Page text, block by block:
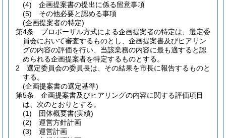
(4)
企画提案書の提出に係る留意事項
(5)
その他必要と認める事項
(企画提案者の特定)
第4条
プロポーザル方式による企画提案者の特定は、選定委
員会において審査するものとし、企画提案書及びヒアリン
グの内容の評価を行い、当該業務の内容に最も適すると認
められる企画提案者を特定するものとする。
2
選定委員会の委員長は、その結果を市長に報告するものと
する。
(企画提案書の選定基準)
第5条
企画提案書及びヒアリングの内容に関する評価項目
は、次のとおりとする。
(1)
団体概要書(実績)
(2)
運営方針計画
(3)
運営計画